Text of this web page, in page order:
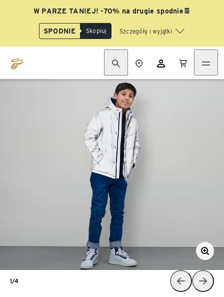
W PARZE TANIEJ! -70% na drugie spodnie👖
SPODNIE Skopiuj Szczegóły i wyjątki
1/4